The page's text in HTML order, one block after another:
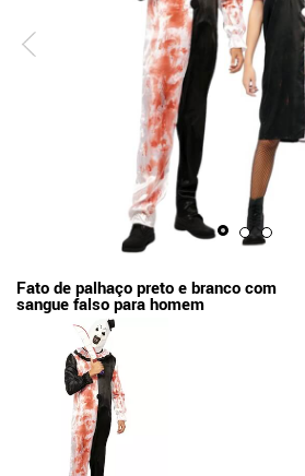
Fato de palhaço preto e branco com
sangue falso para homem